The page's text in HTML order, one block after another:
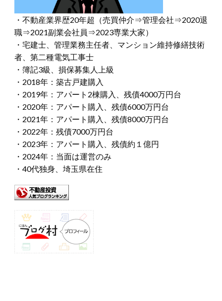
・不動産業界歴20年超（売買仲介⇒管理会社⇒2020退
職⇒2021副業会社員⇒2023専業大家）
・宅建士、管理業務主任者、マンション維持修繕技術
者、第二種電気工事士
・簿記3級、損保募集人上級
・2018年：築古戸建購入
・2019年：アパート2棟購入、残債4000万円台
・2020年：アパート購入、残債6000万円台
・2021年：アパート購入、残債8000万円台
・2022年：残債7000万円台
・2023年：アパート購入、残債約１億円
・2024年：当面は運営のみ
・40代独身、埼玉県在住